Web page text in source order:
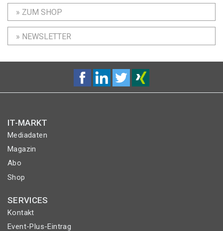
» ZUM SHOP
» NEWSLETTER
IT-MARKT
Mediadaten
Magazin
Abo
Shop
SERVICES
Kontakt
Event-Plus-Eintrag